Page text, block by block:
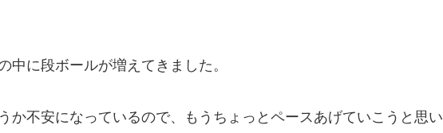
中に段ボールが増えてきました。
か不安になっているので、もうちょっとペースあげていこうと思い